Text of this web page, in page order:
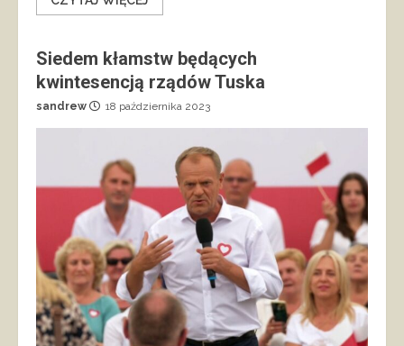
Siedem kłamstw będących
kwintesencją rządów Tuska
sandrew 18 października 2023